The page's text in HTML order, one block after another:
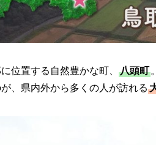
位置する自然豊かな町、 八頭町 。
、県内外から多くの人が訪れる